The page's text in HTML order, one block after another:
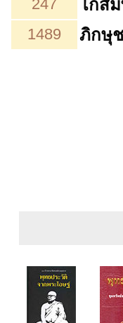
247 โกสั
1489 ภิกษุ